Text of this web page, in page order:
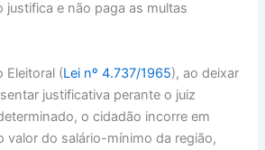
justifica e não paga as multas
Eleitoral (Lei nº 4.737/1965), ao deixar
justificativa perante o juiz
o cidadão incorre em
valor do salário-mínimo da região,